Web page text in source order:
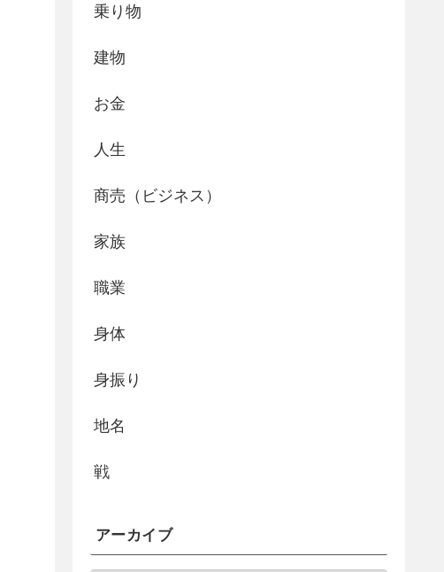
乗り物
建物
お金
人生
商売（ビジネス）
家族
職業
身体
身振り
地名
戦
アーカイブ